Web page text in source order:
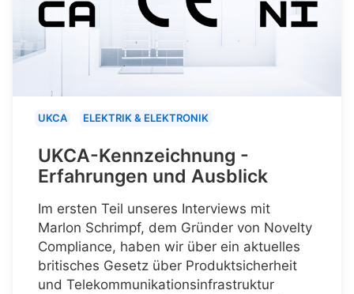
UKCA ELEKTRIK & ELEKTRONIK
UKCA-Kennzeichnung -
Erfahrungen und Ausblick
Im ersten Teil unseres Interviews mit
Marlon Schrimpf, dem Gründer von Novelty
Compliance, haben wir über ein aktuelles
britisches Gesetz über Produktsicherheit
und Telekommunikationsinfrastruktur